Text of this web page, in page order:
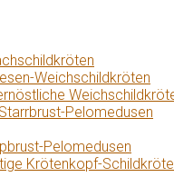
Weichschildkröten
Pelomedusen
Pelomedusen
Krötenkopf-